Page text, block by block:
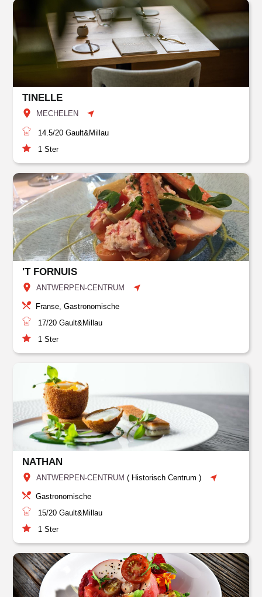
TINELLE
MECHELEN
14.5/20 Gault&Millau
1 Ster
'T FORNUIS
ANTWERPEN-CENTRUM
Franse, Gastronomische
17/20 Gault&Millau
1 Ster
NATHAN
ANTWERPEN-CENTRUM ( Historisch Centrum )
Gastronomische
15/20 Gault&Millau
1 Ster